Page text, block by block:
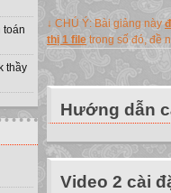
toán
thầy
Căn cứ vào
Minh lập kế
2011 cụ thể như
quản lí và nâng
- Tạo điều kiện
- Tạo điều kiện
hơn nữa để trao
↓ CHÚ Ý: Bài giảng này
thị 1 file trong số đó, đề
Hướng dẫn
Video 2 cài